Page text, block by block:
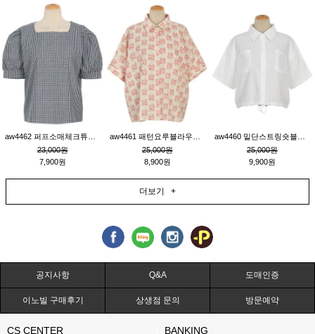
23,000원
7,900원
25,000원
8,900원
25,000원
9,900원
더보기 +
공지사항 Q&A 도매인증
이노빌 구매후기 상생점 문의 방문예약
CS CENTER BANKING